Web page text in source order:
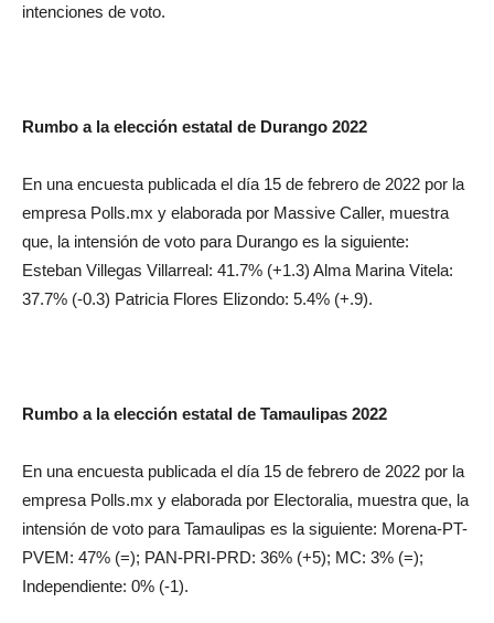
intenciones de voto.
Rumbo a la elección estatal de Durango 2022
En una encuesta publicada el día 15 de febrero de 2022 por la
empresa Polls.mx y elaborada por Massive Caller, muestra
que, la intensión de voto para Durango es la siguiente:
Esteban Villegas Villarreal: 41.7% (+1.3) Alma Marina Vitela:
37.7% (-0.3) Patricia Flores Elizondo: 5.4% (+.9).
Rumbo a la elección estatal de Tamaulipas 2022
En una encuesta publicada el día 15 de febrero de 2022 por la
empresa Polls.mx y elaborada por Electoralia, muestra que, la
intensión de voto para Tamaulipas es la siguiente: Morena-PT-
PVEM: 47% (=); PAN-PRI-PRD: 36% (+5); MC: 3% (=);
Independiente: 0% (-1).